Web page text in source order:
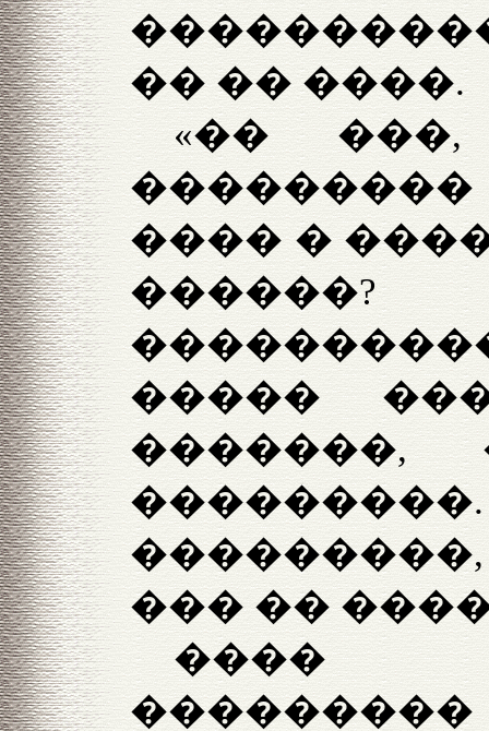
�� �� ����.
«��
���� �
�����
��� ��
����